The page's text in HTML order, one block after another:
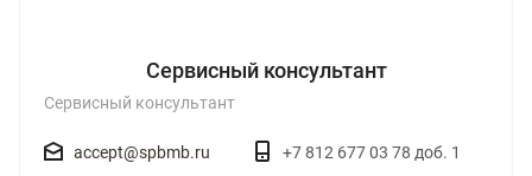
Сервисный консультант
Сервисный консультант
accept@spbmb.ru +7 812 677 03 78 доб. 1